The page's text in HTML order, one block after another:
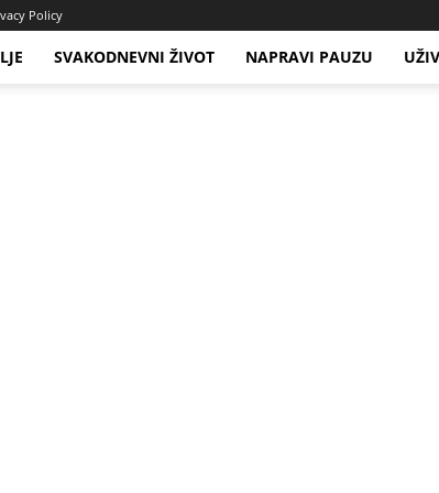
Policy
SVAKODNEVNI ŽIVOT NAPRAVI PAUZU